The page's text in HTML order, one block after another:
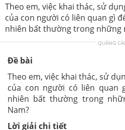
Theo em, việc khai thác, sử
của con người có liên quan gì
nhiên bất thường trong những
QUẢNG
Đề bài
Theo em, việc khai thác, sử
của con người có liên quan
nhiên bất thường trong
Nam?
Lời giải chi tiết